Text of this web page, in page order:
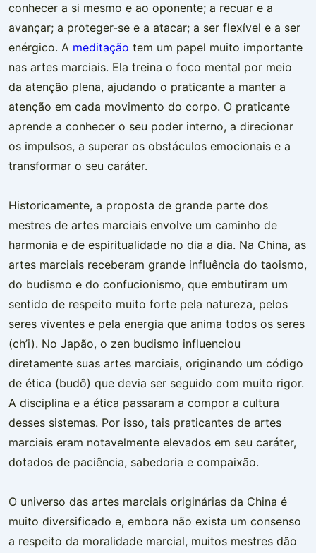
conhecer a si mesmo e ao oponente; a recuar e a
avançar; a proteger-se e a atacar; a ser flexível e a ser
enérgico. A meditação tem um papel muito importante
nas artes marciais. Ela treina o foco mental por meio
da atenção plena, ajudando o praticante a manter a
atenção em cada movimento do corpo. O praticante
aprende a conhecer o seu poder interno, a direcionar
os impulsos, a superar os obstáculos emocionais e a
transformar o seu caráter.
Historicamente, a proposta de grande parte dos
mestres de artes marciais envolve um caminho de
harmonia e de espiritualidade no dia a dia. Na China, as
artes marciais receberam grande influência do taoismo,
do budismo e do confucionismo, que embutiram um
sentido de respeito muito forte pela natureza, pelos
seres viventes e pela energia que anima todos os seres
(ch’i). No Japão, o zen budismo influenciou
diretamente suas artes marciais, originando um código
de ética (budô) que devia ser seguido com muito rigor.
A disciplina e a ética passaram a compor a cultura
desses sistemas. Por isso, tais praticantes de artes
marciais eram notavelmente elevados em seu caráter,
dotados de paciência, sabedoria e compaixão.
O universo das artes marciais originárias da China é
muito diversificado e, embora não exista um consenso
a respeito da moralidade marcial, muitos mestres dão